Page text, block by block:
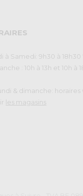
à Samedi: 9h30 à 18h30
: 10h à 13h et 10h à
& dimanche: horaires
les magasins